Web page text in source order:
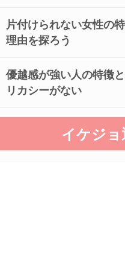
片付けられない女性の
理由を探ろう
優越感が強い人の特徴
リカシーがない
イケジョ